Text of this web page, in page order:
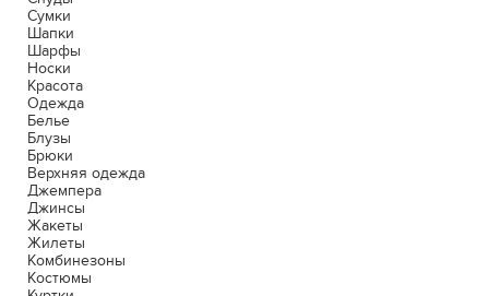
Сумки
Шапки
Шарфы
Носки
Красота
Одежда
Белье
Блузы
Брюки
Верхняя одежда
Джемпера
Джинсы
Жакеты
Жилеты
Комбинезоны
Костюмы